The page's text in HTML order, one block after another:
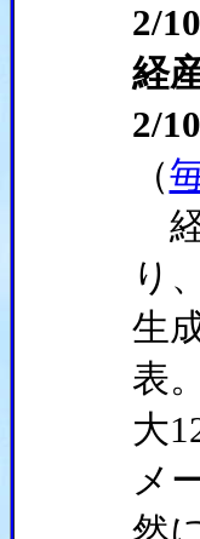
2/
経
2/
（
り
生
表
大
メ